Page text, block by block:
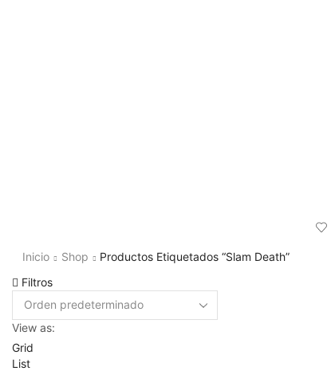
Inicio Shop
Productos Etiquetados “Slam Death”
Filtros
View as:
Grid
List